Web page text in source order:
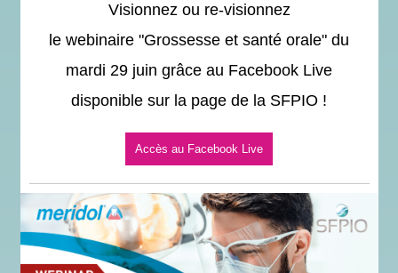
Visionnez ou re-visionnez
le webinaire "Grossesse et santé orale" du
mardi 29 juin grâce au Facebook Live
disponible sur la page de la SFPIO !
Accès au Facebook Live